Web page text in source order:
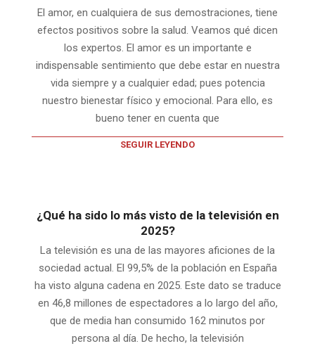
El amor, en cualquiera de sus demostraciones, tiene
efectos positivos sobre la salud. Veamos qué dicen
los expertos. El amor es un importante e
indispensable sentimiento que debe estar en nuestra
vida siempre y a cualquier edad; pues potencia
nuestro bienestar físico y emocional. Para ello, es
bueno tener en cuenta que
SEGUIR LEYENDO
¿Qué ha sido lo más visto de la televisión en
2025?
La televisión es una de las mayores aficiones de la
sociedad actual. El 99,5% de la población en España
ha visto alguna cadena en 2025. Este dato se traduce
en 46,8 millones de espectadores a lo largo del año,
que de media han consumido 162 minutos por
persona al día. De hecho, la televisión